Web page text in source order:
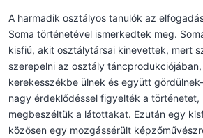
A harmadik osztályos tanulók az
Soma történetével ismerkedtek meg.
kisfiú, akit osztálytársai kinevettek, mert
szerepelni az osztály
kerekesszékbe ülnek és együtt
nagy érdeklődéssel figyelték a történetet,
megbeszéltük a látottakat. Ezután egy
közösen egy mozgássérült